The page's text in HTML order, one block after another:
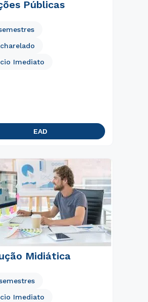
Públicas
Imediato
EAD
Midiática
Imediato